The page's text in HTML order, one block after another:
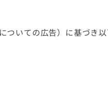
ついての広告）に基づき以